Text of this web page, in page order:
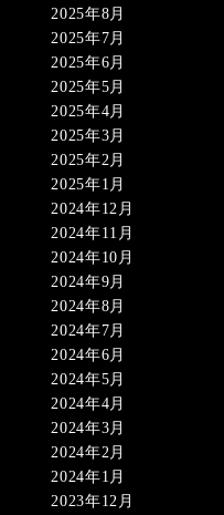
2025年8月
2025年7月
2025年6月
2025年5月
2025年4月
2025年3月
2025年2月
2025年1月
2024年12月
2024年11月
2024年10月
2024年9月
2024年8月
2024年7月
2024年6月
2024年5月
2024年4月
2024年3月
2024年2月
2024年1月
2023年12月